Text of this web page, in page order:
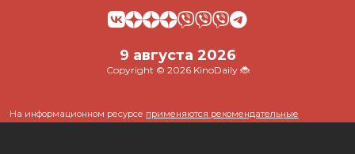
9 августа 2026
Copyright © 2026 KinoDaily 🐞
На информационном ресурсе применяются рекомендательные